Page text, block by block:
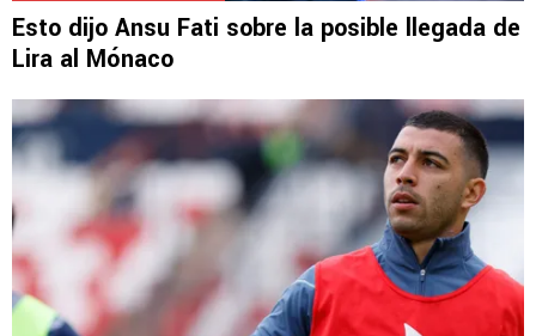
Esto dijo Ansu Fati sobre la posible llegada de
Lira al Mónaco